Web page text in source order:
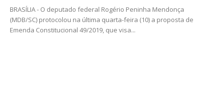
BRASÍLIA - O deputado federal Rogério Peninha Mendonça
(MDB/SC) protocolou na última quarta-feira (10) a proposta de
Emenda Constitucional 49/2019, que visa...